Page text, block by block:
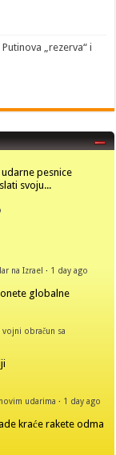
„rezerva“ i
pesnice
svoju...
na Izrael · 1 day ago
globalne
obračun sa
udarima · 1 day ago
kraće rakete odma